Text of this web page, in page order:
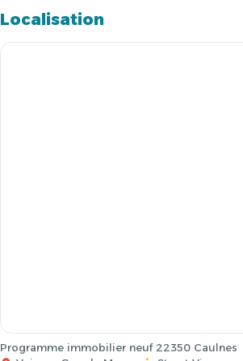
Localisation
Programme immobilier neuf 22350 Caulnes